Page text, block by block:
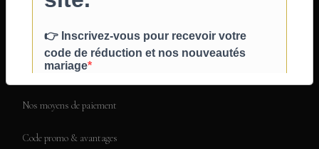
Qui sommes-nous ?
Nos créations
Livre d'or
Nos moyens de paiement
Code promo & avantages